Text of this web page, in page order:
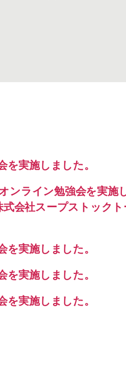
を実施しました。
ンライン勉強会を実施
式会社スープストック
を実施しました。
を実施しました。
を実施しました。